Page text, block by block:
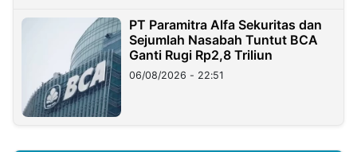
PT Paramitra Alfa Sekuritas dan
Sejumlah Nasabah Tuntut BCA
Ganti Rugi Rp2,8 Triliun
06/08/2026 - 22:51